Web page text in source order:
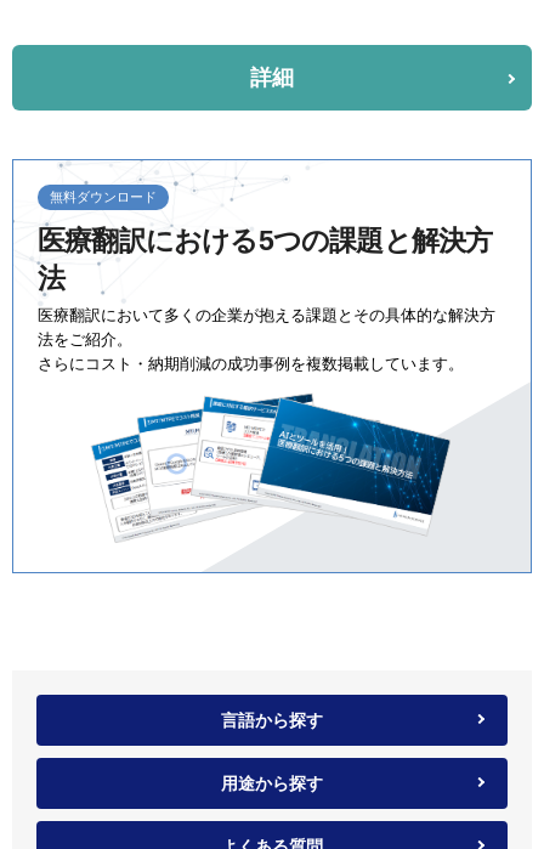
詳細
無料ダウンロード
医療翻訳における5つの課題と解決方
法
医療翻訳において多くの企業が抱える課題とその具体的な解決方
法をご紹介。
さらにコスト・納期削減の成功事例を複数掲載しています。
言語から探す
用途から探す